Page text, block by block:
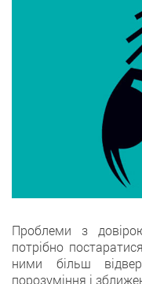
Проблеми з
потрібно
ними більш
порозуміння і